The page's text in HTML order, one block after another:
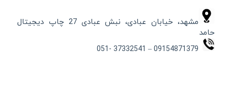
مشهد، خیابان عبادی، نبش عبادی 27 چاپ دیجیتال
حامد